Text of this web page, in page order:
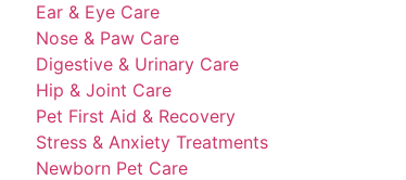
Ear & Eye Care
Nose & Paw Care
Digestive & Urinary Care
Hip & Joint Care
Pet First Aid & Recovery
Stress & Anxiety Treatments
Newborn Pet Care